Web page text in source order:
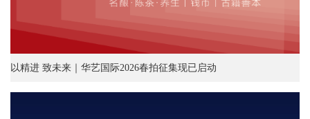
以精进 致未来｜华艺国际2026春拍征集现已启动